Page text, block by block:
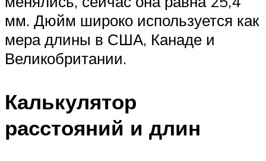
мм. Дюйм широко используется как
мера длины в США, Канаде и
Великобритании.
Калькулятор
расстояний и длин